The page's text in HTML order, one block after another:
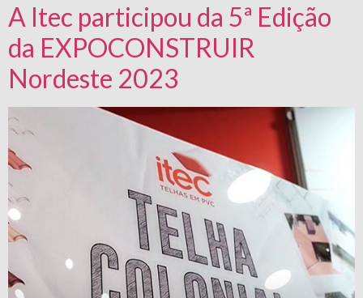
A Itec participou da 5ª Edição
da EXPOCONSTRUIR
Nordeste 2023